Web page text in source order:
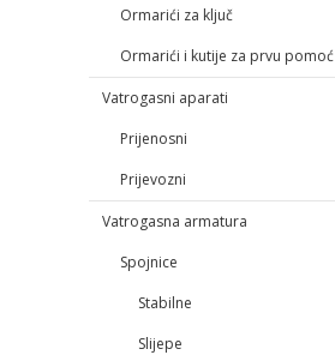
Ormarići za ključ
Ormarići i kutije za prvu pomoć
Vatrogasni aparati
Prijenosni
Prijevozni
Vatrogasna armatura
Spojnice
Stabilne
Slijepe